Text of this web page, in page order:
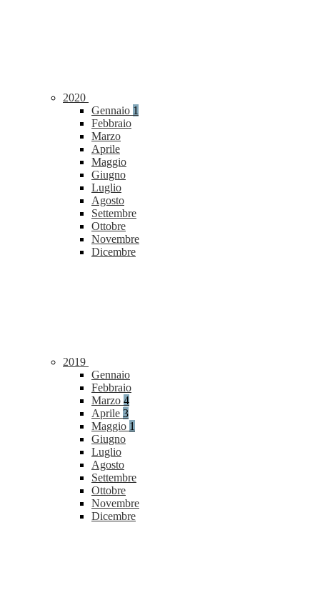
2020
Gennaio 1
Febbraio
Marzo
Aprile
Maggio
Giugno
Luglio
Agosto
Settembre
Ottobre
Novembre
Dicembre
2019
Gennaio
Febbraio
Marzo 4
Aprile 3
Maggio 1
Giugno
Luglio
Agosto
Settembre
Ottobre
Novembre
Dicembre